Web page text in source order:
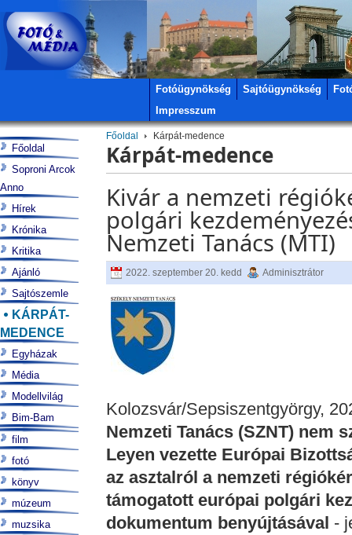
Fotóügynökség Sajtóügynökség
Impresszum
Főoldal Kárpát-medence
Kárpát-medence
Kivár a nemzeti
polgári
Nemzeti Tanács (MTI)
2022. szeptember 20. kedd Adminisztrátor
Kolozsvár/Sepsiszentgyörgy,
Nemzeti Tanács (SZNT) nem
Leyen vezette Európai
az asztalról a nemzeti
támogatott európai polgári
dokumentum benyújtásával -
Főoldal
Soproni Arcok
Anno
Hírek
Krónika
Kritika
Ajánló
Sajtószemle
KÁRPÁT-
MEDENCE
Egyházak
Média
Modellvilág
Bim-Bam
film
fotó
könyv
múzeum
muzsika